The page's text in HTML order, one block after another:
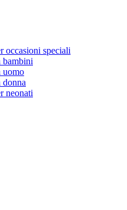
occasioni speciali
bambini
uomo
donna
neonati